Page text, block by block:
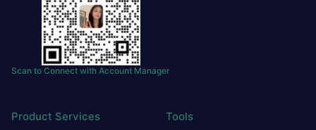
Scan to Connect with Account Manager
Product Services Tools